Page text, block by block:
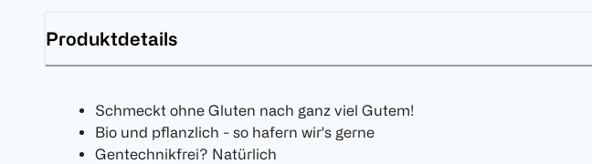
Produktdetails
Schmeckt ohne Gluten nach ganz viel Gutem!
Bio und pflanzlich - so hafern wir's gerne
Gentechnikfrei? Natürlich